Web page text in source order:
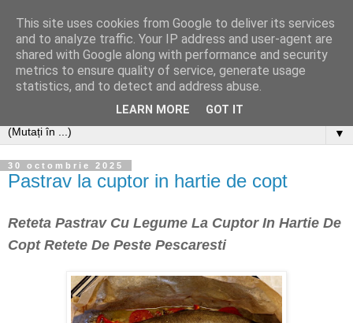
▼
30 octombrie 2025
Pastrav la cuptor in hartie de copt
Reteta Pastrav Cu Legume La Cuptor In Hartie De
Copt Retete De Peste Pescaresti
This site uses cookies from Google to deliver its services
and to analyze traffic. Your IP address and user-agent are
shared with Google along with performance and security
metrics to ensure quality of service, generate usage
statistics, and to detect and address abuse.
LEARN MORE GOT IT